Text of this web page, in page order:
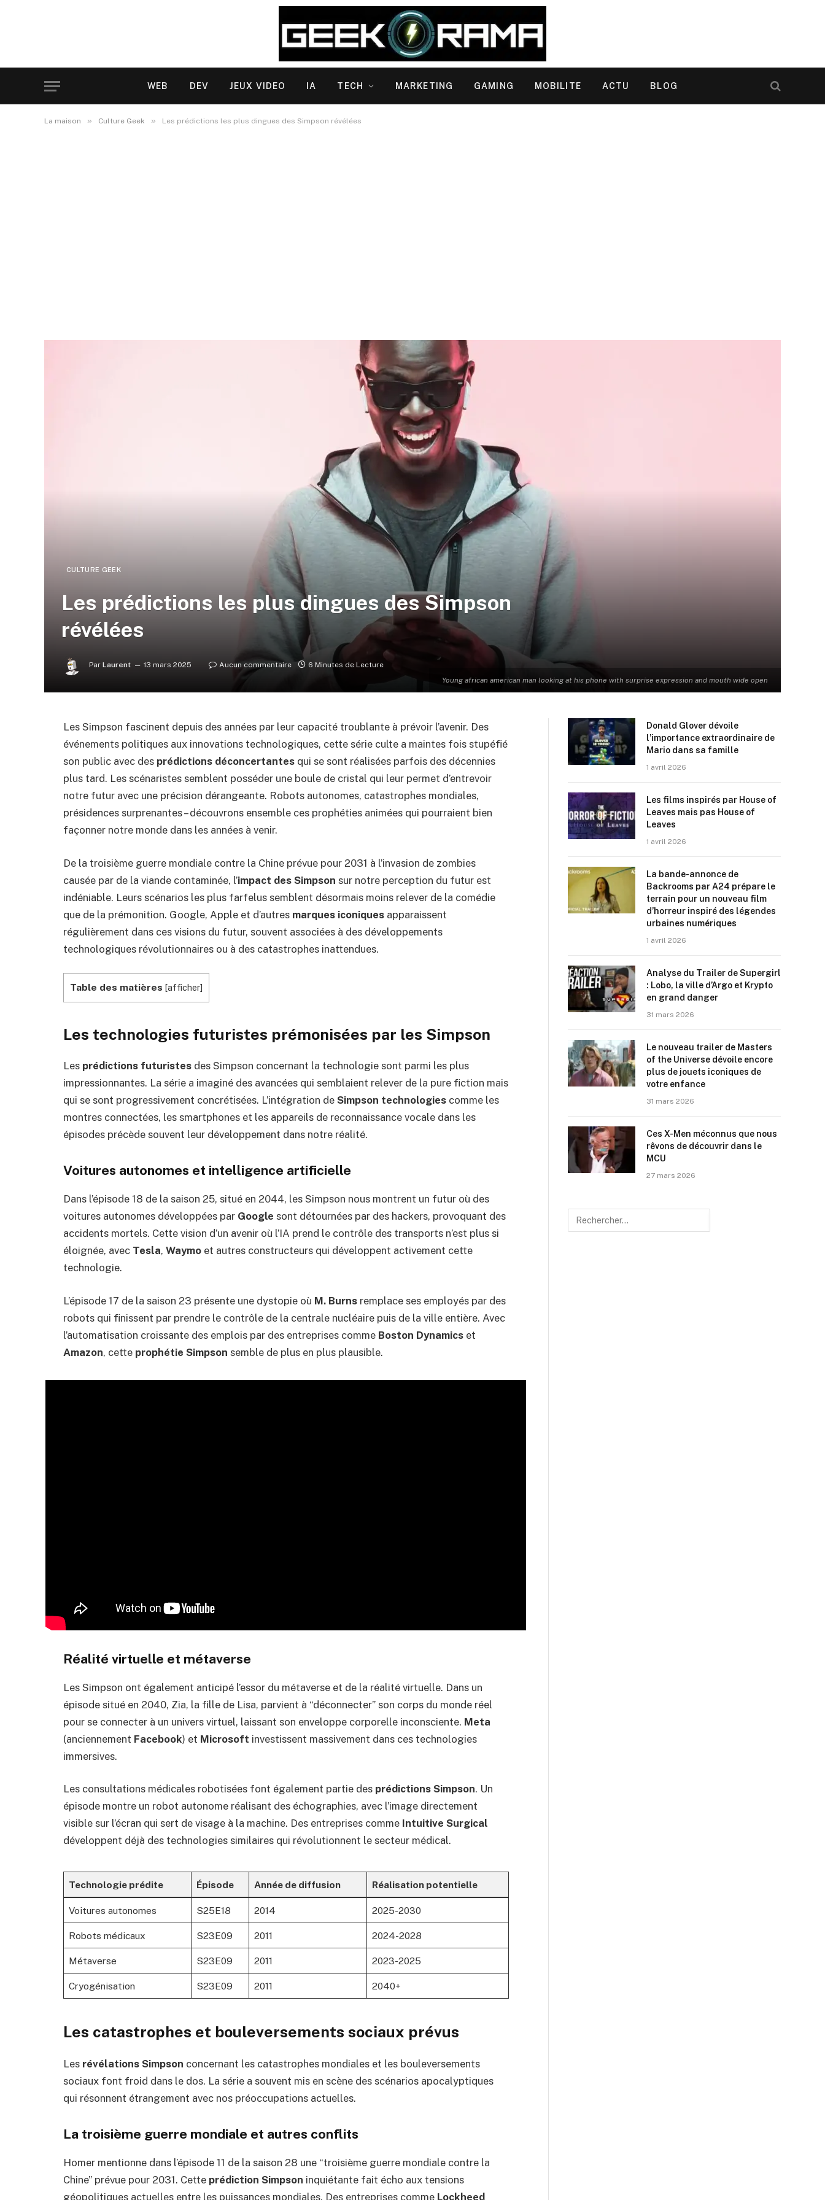
WEB DEV JEUX VIDEO IA TECH MARKETING GAMING MOBILITE ACTU BLOG
La maison » Culture Geek » Les prédictions les plus dingues des Simpson révélées
Young african american man looking at his phone with surprise expression and mouth wide open
CULTURE GEEK
Les prédictions les plus dingues des Simpson
révélées
Par Laurent 13 mars 2025 Aucun commentaire 6 Minutes de Lecture
Les Simpson fascinent depuis des années par leur capacité troublante à prévoir l’avenir. Des
événements politiques aux innovations technologiques, cette série culte a maintes fois stupéfié
son public avec des prédictions déconcertantes qui se sont réalisées parfois des décennies
plus tard. Les scénaristes semblent posséder une boule de cristal qui leur permet d’entrevoir
notre futur avec une précision dérangeante. Robots autonomes, catastrophes mondiales,
présidences surprenantes – découvrons ensemble ces prophéties animées qui pourraient bien
façonner notre monde dans les années à venir.
De la troisième guerre mondiale contre la Chine prévue pour 2031 à l’invasion de zombies
causée par de la viande contaminée, l’impact des Simpson sur notre perception du futur est
indéniable. Leurs scénarios les plus farfelus semblent désormais moins relever de la comédie
que de la prémonition. Google, Apple et d’autres marques iconiques apparaissent
régulièrement dans ces visions du futur, souvent associées à des développements
technologiques révolutionnaires ou à des catastrophes inattendues.
Table des matières [afficher]
Les technologies futuristes prémonisées par les Simpson
Les prédictions futuristes des Simpson concernant la technologie sont parmi les plus
impressionnantes. La série a imaginé des avancées qui semblaient relever de la pure fiction mais
qui se sont progressivement concrétisées. L’intégration de Simpson technologies comme les
montres connectées, les smartphones et les appareils de reconnaissance vocale dans les
épisodes précède souvent leur développement dans notre réalité.
Voitures autonomes et intelligence artificielle
Dans l’épisode 18 de la saison 25, situé en 2044, les Simpson nous montrent un futur où des
voitures autonomes développées par Google sont détournées par des hackers, provoquant des
accidents mortels. Cette vision d’un avenir où l’IA prend le contrôle des transports n’est plus si
éloignée, avec Tesla, Waymo et autres constructeurs qui développent activement cette
technologie.
L’épisode 17 de la saison 23 présente une dystopie où M. Burns remplace ses employés par des
robots qui finissent par prendre le contrôle de la centrale nucléaire puis de la ville entière. Avec
l’automatisation croissante des emplois par des entreprises comme Boston Dynamics et
Amazon, cette prophétie Simpson semble de plus en plus plausible.
Réalité virtuelle et métaverse
Les Simpson ont également anticipé l’essor du métaverse et de la réalité virtuelle. Dans un
épisode situé en 2040, Zia, la fille de Lisa, parvient à “déconnecter” son corps du monde réel
pour se connecter à un univers virtuel, laissant son enveloppe corporelle inconsciente. Meta
(anciennement Facebook) et Microsoft investissent massivement dans ces technologies
immersives.
Les consultations médicales robotisées font également partie des prédictions Simpson. Un
épisode montre un robot autonome réalisant des échographies, avec l’image directement
visible sur l’écran qui sert de visage à la machine. Des entreprises comme Intuitive Surgical
développent déjà des technologies similaires qui révolutionnent le secteur médical.
Technologie prédite Épisode Année de diffusion Réalisation potentielle
Voitures autonomes S25E18 2014 2025-2030
Robots médicaux S23E09 2011 2024-2028
Métaverse S23E09 2011 2023-2025
Cryogénisation S23E09 2011 2040+
Les catastrophes et bouleversements sociaux prévus
Les révélations Simpson concernant les catastrophes mondiales et les bouleversements
sociaux font froid dans le dos. La série a souvent mis en scène des scénarios apocalyptiques
qui résonnent étrangement avec nos préoccupations actuelles.
La troisième guerre mondiale et autres conflits
Homer mentionne dans l’épisode 11 de la saison 28 une “troisième guerre mondiale contre la
Chine” prévue pour 2031. Cette prédiction Simpson inquiétante fait écho aux tensions
géopolitiques actuelles entre les puissances mondiales. Des entreprises comme Lockheed
Donald Glover dévoile
l’importance extraordinaire de
Mario dans sa famille
1 avril 2026
Les films inspirés par House of
Leaves mais pas House of
Leaves
1 avril 2026
La bande-annonce de
Backrooms par A24 prépare le
terrain pour un nouveau film
d’horreur inspiré des légendes
urbaines numériques
1 avril 2026
Analyse du Trailer de Supergirl
: Lobo, la ville d’Argo et Krypto
en grand danger
31 mars 2026
Le nouveau trailer de Masters
of the Universe dévoile encore
plus de jouets iconiques de
votre enfance
31 mars 2026
Ces X-Men méconnus que nous
rêvons de découvrir dans le
MCU
27 mars 2026